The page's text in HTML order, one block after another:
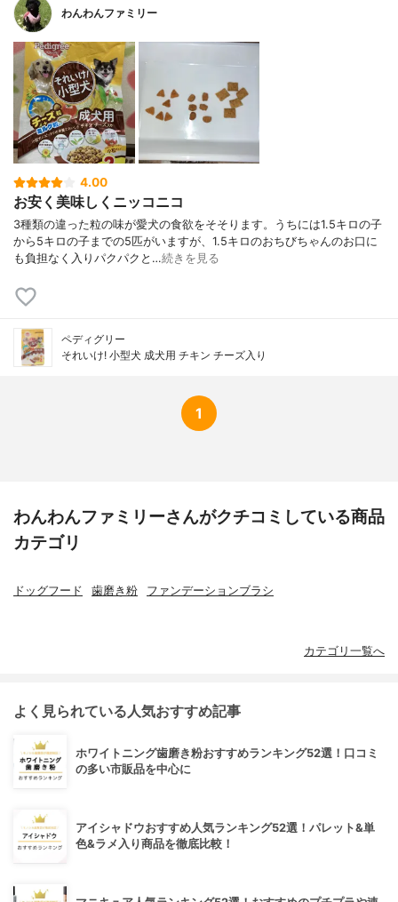
わんわんファミリー
4.00
お安く美味しくニッコニコ
3種類の違った粒の味が愛犬の食欲をそそります。うちには1.5キロの子
から5キロの子までの5匹がいますが、1.5キロのおちびちゃんのお口に
も負担なく入りパクパクと…続きを見る
ペディグリー
それいけ! 小型犬 成犬用 チキン チーズ入り
1
わんわんファミリーさんがクチコミしている商品
カテゴリ
ドッグフード 歯磨き粉 ファンデーションブラシ
カテゴリ一覧へ
よく見られている人気おすすめ記事
ホワイトニング歯磨き粉おすすめランキング52選！口コミ
の多い市販品を中心に
アイシャドウおすすめ人気ランキング52選！パレット&単
色&ラメ入り商品を徹底比較！